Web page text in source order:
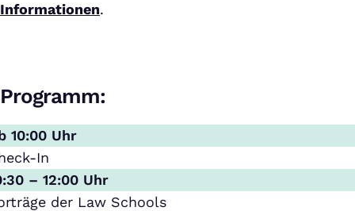
Informationen.
Programm:
10:00 Uhr
In
– 12:00 Uhr
der Law Schools